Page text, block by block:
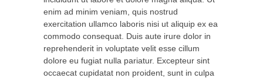
enim ad minim veniam, quis nostrud
exercitation ullamco laboris nisi ut aliquip ex ea
commodo consequat. Duis aute irure dolor in
reprehenderit in voluptate velit esse cillum
dolore eu fugiat nulla pariatur. Excepteur sint
occaecat cupidatat non proident, sunt in culpa